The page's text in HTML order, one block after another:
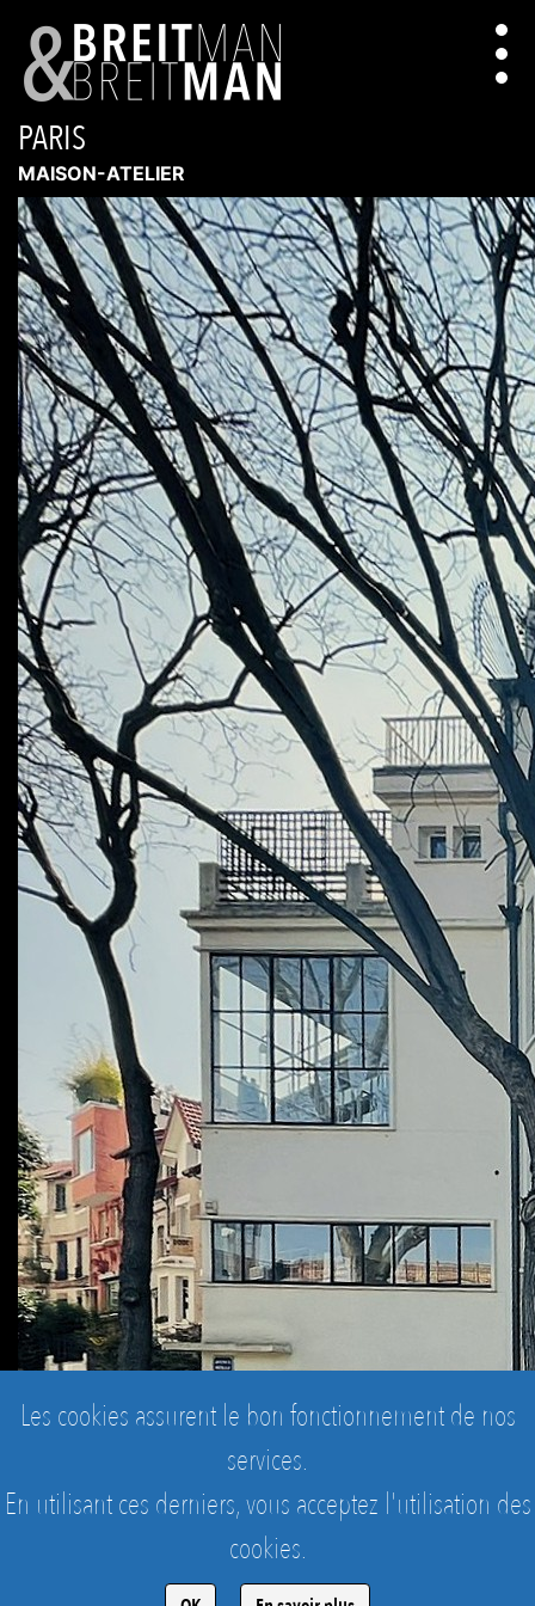
PARIS
MAISON-ATELIER
Rénovation et mise en valeur de l'ensemble des deux
Les cookies assurent le bon fonctionnement de nos
services.
En utilisant ces derniers, vous acceptez l'utilisation des
cookies.